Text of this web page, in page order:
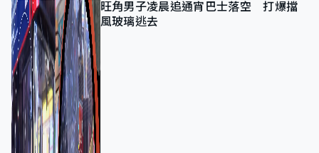
旺角男子凌晨追通宵巴士落空 打爆擋
風玻璃逃去